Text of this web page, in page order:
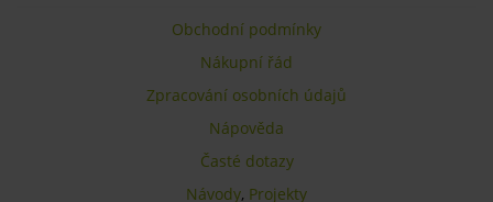
Obchodní podmínky
Nákupní řád
Zpracování osobních údajů
Nápověda
Časté dotazy
Návody, Projekty